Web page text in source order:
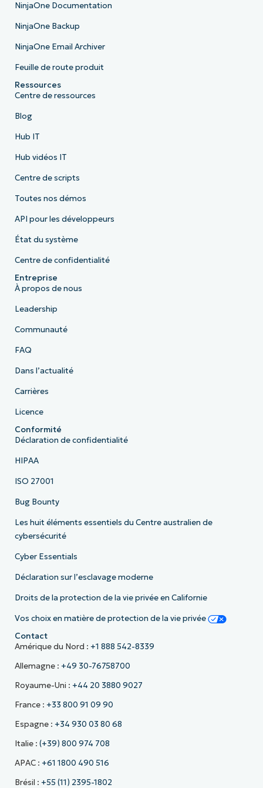
NinjaOne Documentation
NinjaOne Backup
NinjaOne Email Archiver
Feuille de route produit
Ressources
Centre de ressources
Blog
Hub IT
Hub vidéos IT
Centre de scripts
Toutes nos démos
API pour les développeurs
État du système
Centre de confidentialité
Entreprise
À propos de nous
Leadership
Communauté
FAQ
Dans l’actualité
Carrières
Licence
Conformité
Déclaration de confidentialité
HIPAA
ISO 27001
Bug Bounty
Les huit éléments essentiels du Centre australien de
cybersécurité
Cyber Essentials
Déclaration sur l’esclavage moderne
Droits de la protection de la vie privée en Californie
Vos choix en matière de protection de la vie privée
Contact
Amérique du Nord : +1 888 542-8339
Allemagne : +49 30-76758700
Royaume-Uni : +44 20 3880 9027
France : +33 800 91 09 90
Espagne : +34 930 03 80 68
Italie : (+39) 800 974 708
APAC : +61 1800 490 516
Brésil : +55 (11) 2395-1802